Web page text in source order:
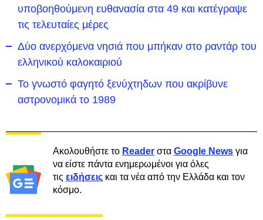
υποβοηθούμενη ευθανασία στα 49 και κατέγραψε
τις τελευταίες μέρες
Δύο ανερχόμενα νησιά που μπήκαν στο ραντάρ του
ελληνικού καλοκαιριού
Το γνωστό φαγητό ξενύχτηδων που ακρίβυνε
αστρονομικά το 1989
Ακολουθήστε το Reader στα Google News για
να είστε πάντα ενημερωμένοι για όλες
τις ειδήσεις και τα νέα από την Ελλάδα και τον
κόσμο.